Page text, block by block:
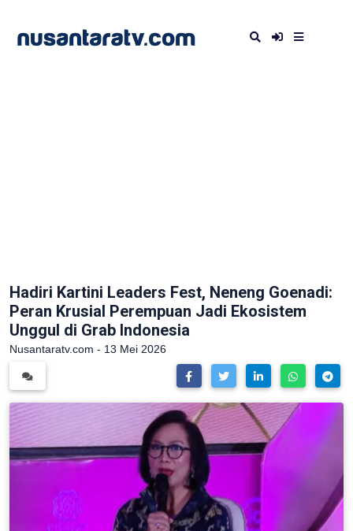
Hadiri Kartini Leaders Fest, Neneng Goenadi:
Peran Krusial Perempuan Jadi Ekosistem
Unggul di Grab Indonesia
Nusantaratv.com - 13 Mei 2026